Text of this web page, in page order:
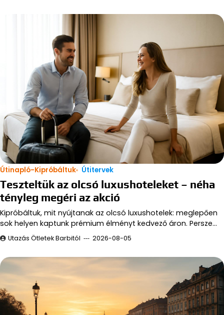
Útinapló-Kipróbáltuk Útitervek
Teszteltük az olcsó luxushoteleket – néha
tényleg megéri az akció
Kipróbáltuk, mit nyújtanak az olcsó luxushotelek: meglepően
sok helyen kaptunk prémium élményt kedvező áron. Persze…
Utazás Ötletek Barbitól 2026-08-05